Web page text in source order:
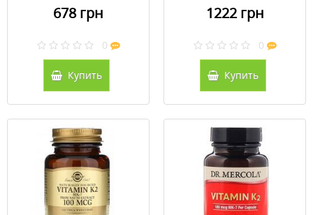
678 грн
0
Купить
1222 грн
0
Купить